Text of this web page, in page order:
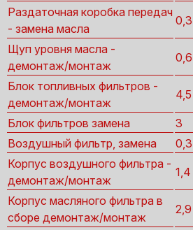
Раздаточная коробка передач
- замена масла
0,3
Щуп уровня масла -
демонтаж/монтаж
0,6
Блок топливных фильтров -
демонтаж/монтаж
4,5
Блок фильтров замена 3
Воздушный фильтр, замена
0,3
Корпус воздушного фильтра -
демонтаж/монтаж
1,4
Корпус масляного фильтра в
сборе демонтаж/монтаж
2,9